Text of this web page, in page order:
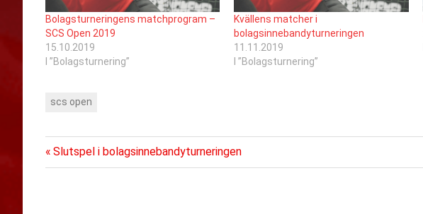
Bolagsturneringens matchprogram –
SCS Open 2019
15.10.2019
I ”Bolagsturnering”
Kvällens matcher i
bolagsinnebandyturneringen
11.11.2019
I ”Bolagsturnering”
scs open
Inläggsnavigering
Föregående
inlägg:
Slutspel i bolagsinnebandyturneringen